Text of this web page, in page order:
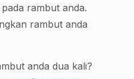
rambut anda.
rambut anda
anda dua kali?